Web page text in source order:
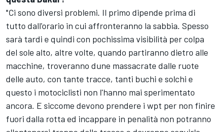
"Ci sono diversi problemi. Il primo dipende prima di
tutto dall'orario in cui affronteranno la sabbia. Spesso
sarà tardi e quindi con pochissima visibilità per colpa
del sole alto, altre volte, quando partiranno dietro alle
macchine, troveranno dune massacrate dalle ruote
delle auto, con tante tracce, tanti buchi e solchi e
questo i motociclisti non l'hanno mai sperimentato
ancora. E siccome devono prendere i wpt per non finire
fuori dalla rotta ed incappare in penalità non potranno